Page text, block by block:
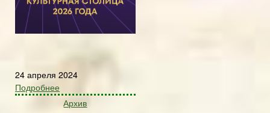
24 апреля 2024
Подробнее
Архив